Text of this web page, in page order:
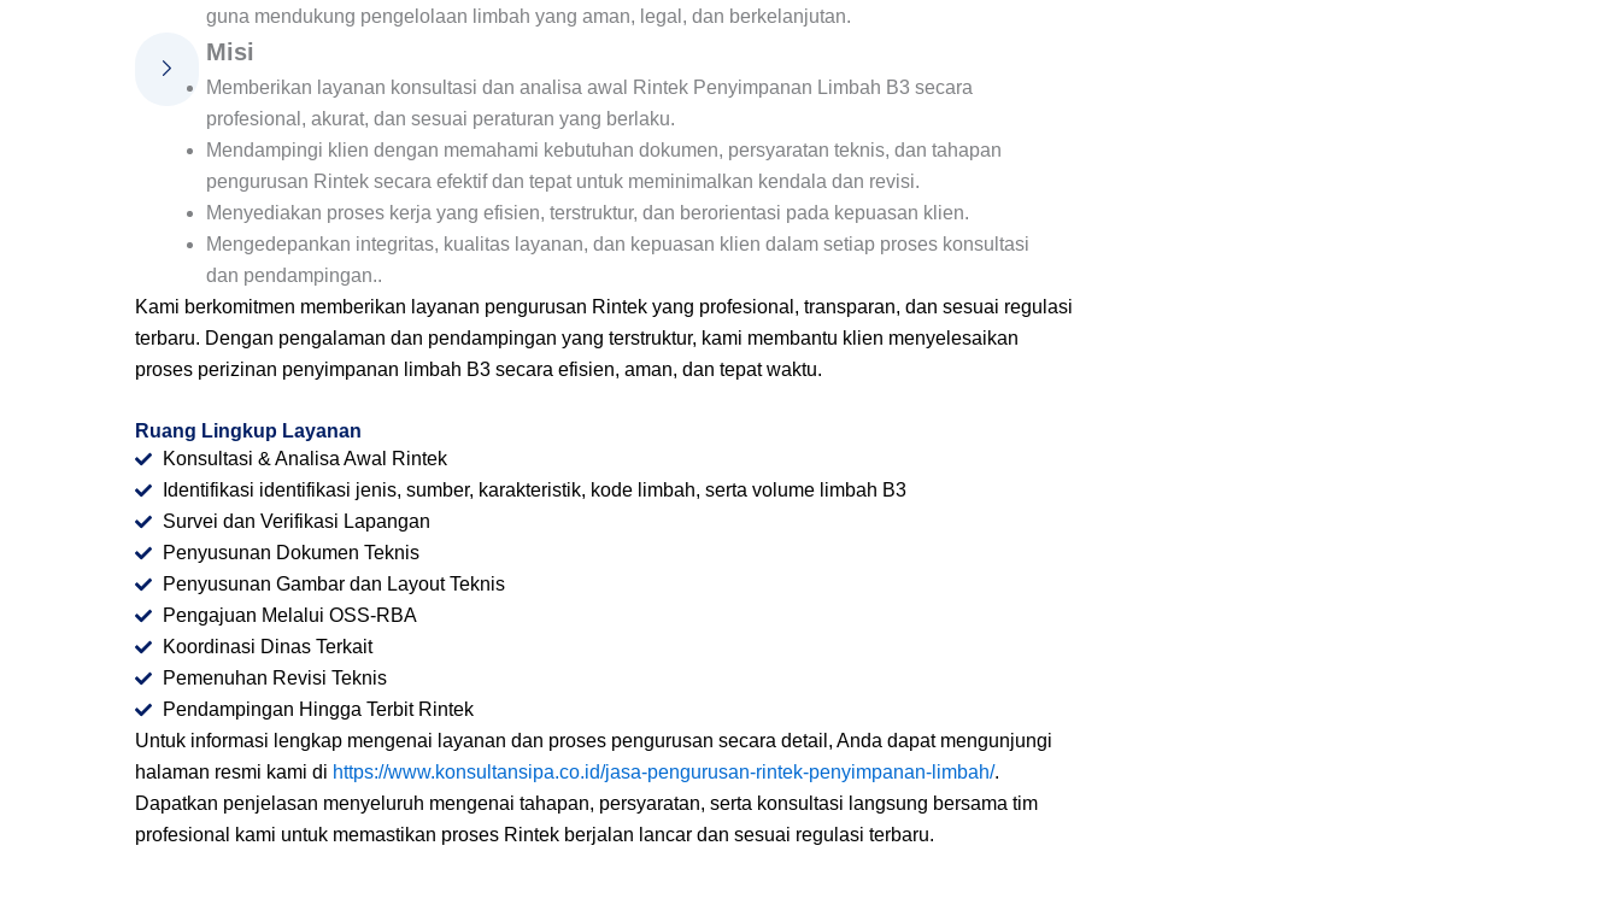
guna mendukung pengelolaan limbah yang aman, legal, dan berkelanjutan.
Misi
Memberikan layanan konsultasi dan analisa awal Rintek Penyimpanan Limbah B3 secara
profesional, akurat, dan sesuai peraturan yang berlaku.
Mendampingi klien dengan memahami kebutuhan dokumen, persyaratan teknis, dan tahapan
pengurusan Rintek secara efektif dan tepat untuk meminimalkan kendala dan revisi.
Menyediakan proses kerja yang efisien, terstruktur, dan berorientasi pada kepuasan klien.
Mengedepankan integritas, kualitas layanan, dan kepuasan klien dalam setiap proses konsultasi
dan pendampingan..
Kami berkomitmen memberikan layanan pengurusan Rintek yang profesional, transparan, dan sesuai regulasi
terbaru. Dengan pengalaman dan pendampingan yang terstruktur, kami membantu klien menyelesaikan
proses perizinan penyimpanan limbah B3 secara efisien, aman, dan tepat waktu.
Ruang Lingkup Layanan
Konsultasi & Analisa Awal Rintek
Identifikasi identifikasi jenis, sumber, karakteristik, kode limbah, serta volume limbah B3
Survei dan Verifikasi Lapangan
Penyusunan Dokumen Teknis
Penyusunan Gambar dan Layout Teknis
Pengajuan Melalui OSS-RBA
Koordinasi Dinas Terkait
Pemenuhan Revisi Teknis
Pendampingan Hingga Terbit Rintek
Untuk informasi lengkap mengenai layanan dan proses pengurusan secara detail, Anda dapat mengunjungi
halaman resmi kami di https://www.konsultansipa.co.id/jasa-pengurusan-rintek-penyimpanan-limbah/.
Dapatkan penjelasan menyeluruh mengenai tahapan, persyaratan, serta konsultasi langsung bersama tim
profesional kami untuk memastikan proses Rintek berjalan lancar dan sesuai regulasi terbaru.